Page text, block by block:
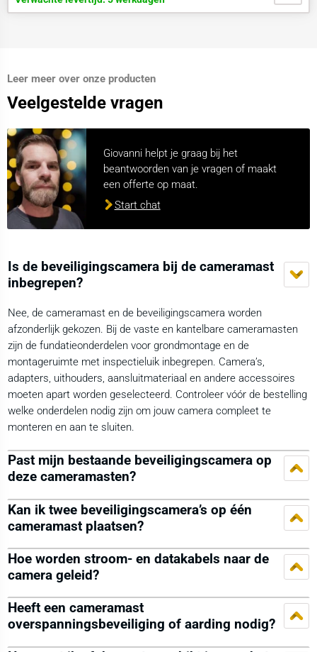
Leer meer over onze producten
Veelgestelde vragen
Giovanni helpt je graag bij het
beantwoorden van je vragen of maakt
een offerte op maat.
Start chat
Is de beveiligingscamera bij de cameramast
inbegrepen?
Nee, de cameramast en de beveiligingscamera worden
afzonderlijk gekozen. Bij de vaste en kantelbare cameramasten
zijn de fundatieonderdelen voor grondmontage en de
montageruimte met inspectieluik inbegrepen. Camera’s,
adapters, uithouders, aansluitmateriaal en andere accessoires
moeten apart worden geselecteerd. Controleer vóór de bestelling
welke onderdelen nodig zijn om jouw camera compleet te
monteren en aan te sluiten.
Past mijn bestaande beveiligingscamera op
deze cameramasten?
Kan ik twee beveiligingscamera’s op één
cameramast plaatsen?
Hoe worden stroom- en datakabels naar de
camera geleid?
Heeft een cameramast
overspanningsbeveiliging of aarding nodig?